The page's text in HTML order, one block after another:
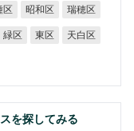
区 昭和区 瑞穂区
緑区 東区 天白区
を探してみる